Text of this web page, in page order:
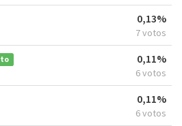
0,13%
7 votos
0,11%
6 votos
0,11%
6 votos